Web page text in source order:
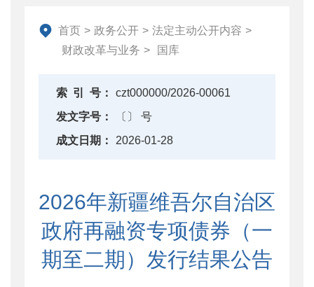
资产监督管理
金融工作
财政内控监督
下载中心
重点领域信息公开
首页 > 政务公开 > 法定主动公开内容 >
财政改革与业务 > 国库
索 引 号：
czt000000/2026-00061
发文字号：
〔〕 号
成文日期：
2026-01-28
2026年新疆维吾尔自治区
政府再融资专项债券（一
期至二期）发行结果公告